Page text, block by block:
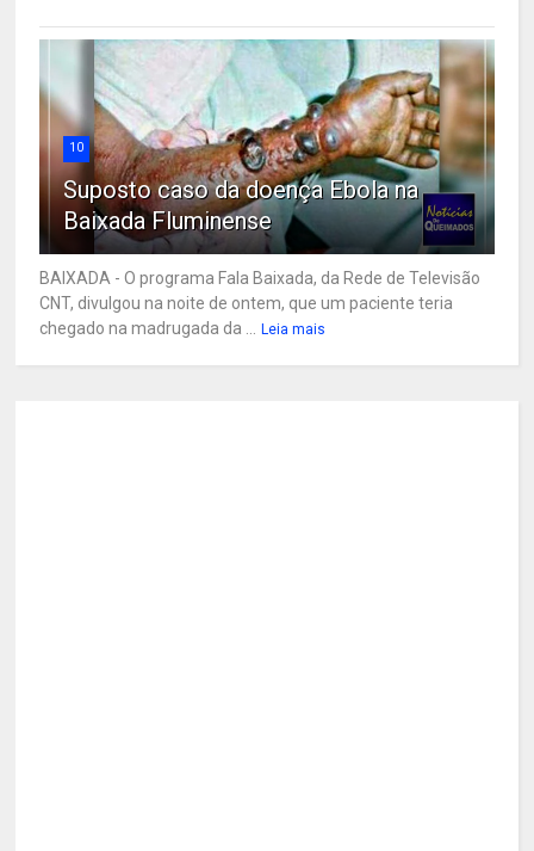
10
Suposto caso da doença Ebola na
Baixada Fluminense
BAIXADA - O programa Fala Baixada, da Rede de Televisão
CNT, divulgou na noite de ontem, que um paciente teria
chegado na madrugada da ...
Leia mais